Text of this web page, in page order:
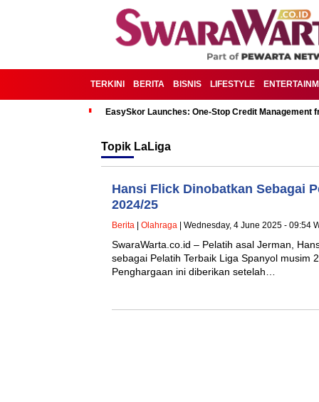
TERKINI BERITA BISNIS LIFESTYLE
EasySkor Launches: One-Stop Credit
Topik LaLiga
Hansi Flick Dinobatkan Sebagai
2024/25
Berita Olahraga | Wednesday, 4 June 2025 - 09:54
SwaraWarta.co.id – Pelatih asal Jerman,
sebagai Pelatih Terbaik Liga Spanyol musim
Penghargaan ini diberikan setelah…